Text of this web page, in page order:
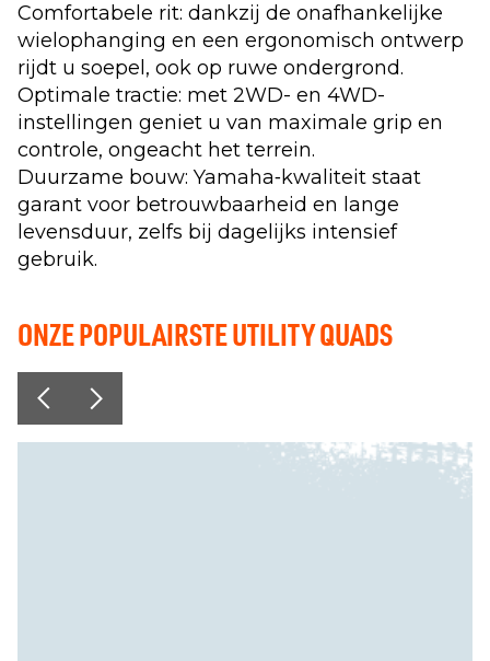
Comfortabele rit: dankzij de onafhankelijke
wielophanging en een ergonomisch ontwerp
rijdt u soepel, ook op ruwe ondergrond.
Optimale tractie: met 2WD- en 4WD-
instellingen geniet u van maximale grip en
controle, ongeacht het terrein.
Duurzame bouw: Yamaha‑kwaliteit staat
garant voor betrouwbaarheid en lange
levensduur, zelfs bij dagelijks intensief
gebruik.
ONZE POPULAIRSTE UTILITY QUADS